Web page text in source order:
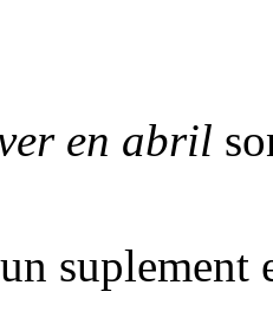
en abril
suplement